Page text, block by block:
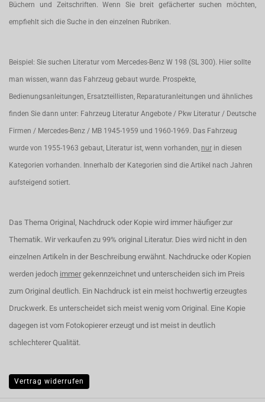
Büchern und Zeitschriften. Wenn Sie breit gefächerter suchen möchten,
empfiehlt sich die Suche in den einzelnen Rubriken.
Beispiel: Sie suchen Literatur vom Mercedes-Benz W 198 (SL 300). Hier sollte
man wissen, wann das Fahrzeug gebaut wurde. Prospekte,
Bedienungsanleitungen, Ersatzteillisten, Reparaturanleitungen und ähnliches
finden Sie dann unter: Fahrzeug Literatur Angebote / Pkw Literatur / Deutsche
Firmen / Mercedes-Benz / MB 1945-1959 und 1960-1969. Das Fahrzeug
wurde von 1955-1963 gebaut, Literatur ist, wenn vorhanden, nur in diesen
Kategorien vorhanden. Innerhalb der Kategorien sind die Artikel nach Jahren
aufsteigend sotiert.
Das Thema Original, Nachdruck oder Kopie wird immer häufiger zur
Thematik. Wir verkaufen zu 99% original Literatur. Dies wird nicht in den
einzelnen Artikeln in der Beschreibung erwähnt. Nachdrucke oder Kopien
werden jedoch immer gekennzeichnet und unterscheiden sich im Preis
zum Original deutlich. Ein Nachdruck ist ein meist hochwertig erzeugtes
Druckwerk. Es unterscheidet sich meist wenig vom Original. Eine Kopie
dagegen ist vom Fotokopierer erzeugt und ist meist in deutlich
schlechterer Qualität.
Vertrag widerrufen